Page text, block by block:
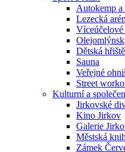
Autokemp a
Lezecká
Dětská hřiště
Sauna
Veřejné
Street
Kulturní a
Jirkovské
Kino Jirkov
Galerie
Městská
Zámek